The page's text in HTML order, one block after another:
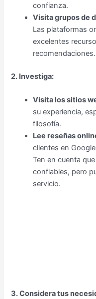
confianza.
Visita grupos de
Las plataformas
excelentes
recomendaciones.
2. Investiga:
Visita los sitios
su experiencia,
filosofía.
Lee reseñas
clientes en
Ten en cuenta
confiables, pero
servicio.
3. Considera tus